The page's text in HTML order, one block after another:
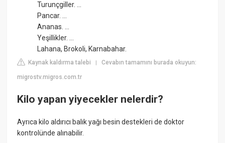
Turunçgiller. ...
Pancar. ...
Ananas. ...
Yeşillikler. ...
Lahana, Brokoli, Karnabahar.
Kaynak kaldırma talebi |Cevabın tamamını burada okuyun:
migrostv.migros.com.tr
Kilo yapan yiyecekler nelerdir?
Ayrıca kilo aldırıcı balık yağı besin destekleri de doktor
kontrolünde alınabilir.